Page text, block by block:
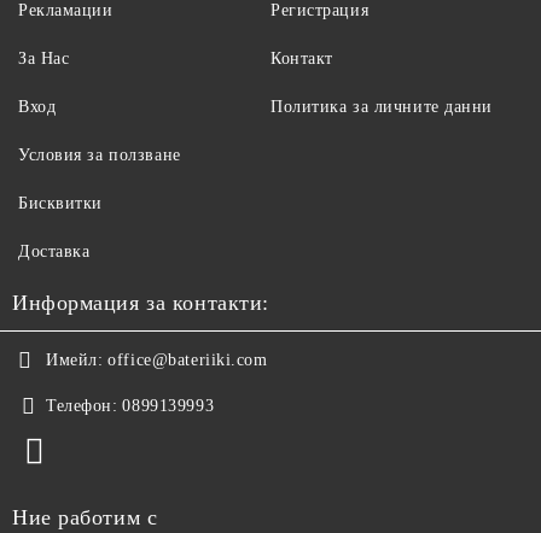
Рекламации
За Нас
Вход
Регистрация
Контакт
Политика за личните данни
Условия за ползване
Бисквитки
Доставка
Информация за контакти:
Имейл: office@bateriiki.com
Телефон: 0899139993
Ние работим с